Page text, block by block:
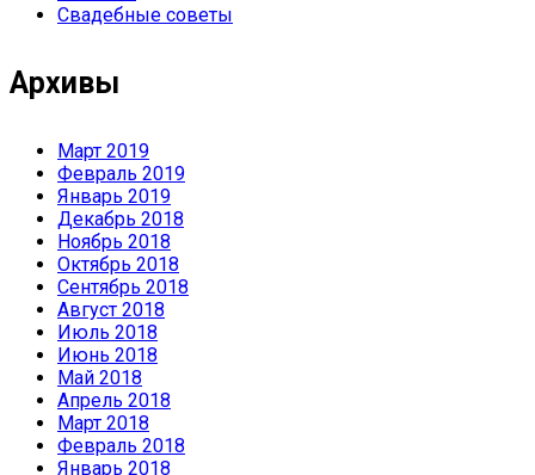
Свадебные советы
Архивы
Март 2019
Февраль 2019
Январь 2019
Декабрь 2018
Ноябрь 2018
Октябрь 2018
Сентябрь 2018
Август 2018
Июль 2018
Июнь 2018
Май 2018
Апрель 2018
Март 2018
Февраль 2018
Январь 2018